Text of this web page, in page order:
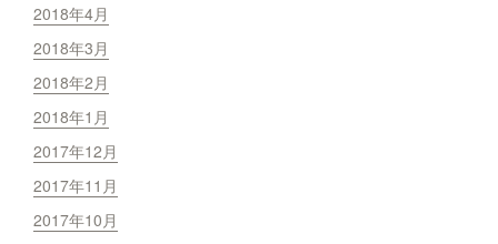
2018年4月
2018年3月
2018年2月
2018年1月
2017年12月
2017年11月
2017年10月